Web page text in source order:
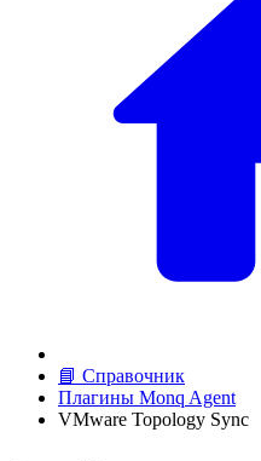
📘 Справочник
Плагины Monq Agent
VMware Topology Sync